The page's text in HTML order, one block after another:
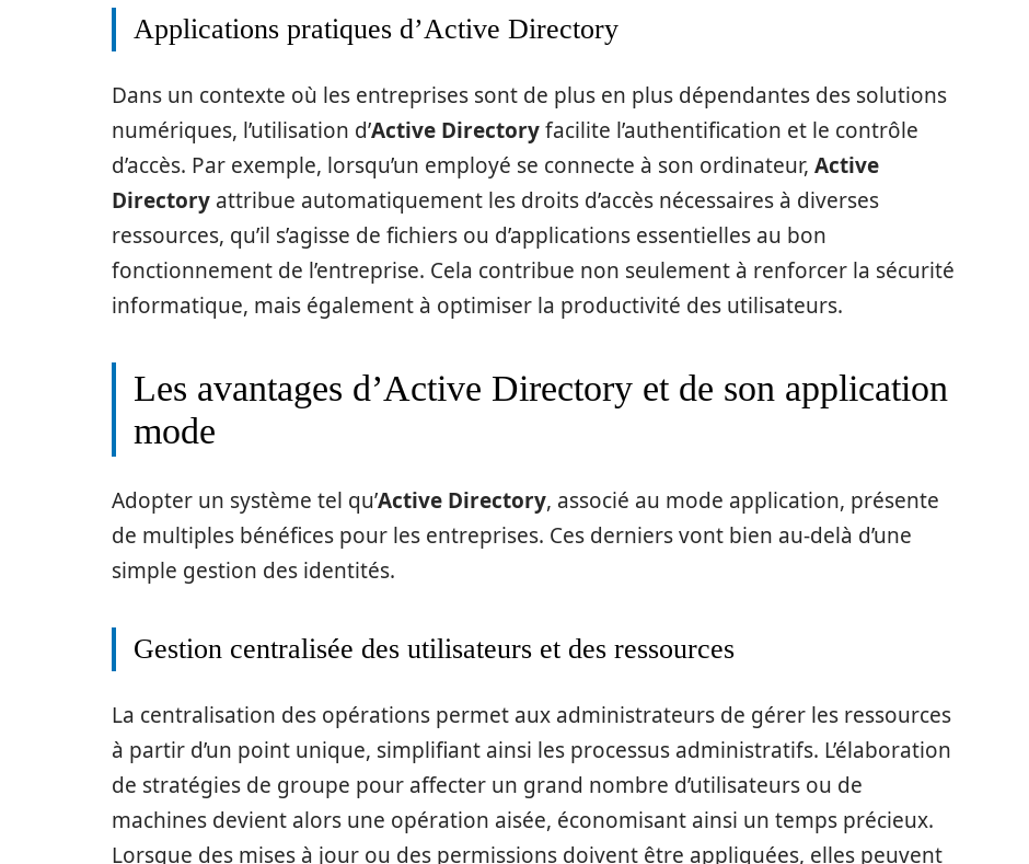
Applications pratiques d’Active Directory
Dans un contexte où les entreprises sont de plus en plus dépendantes des solutions
numériques, l’utilisation d’Active Directoryfacilite l’authentification et le contrôle
d’accès. Par exemple, lorsqu’un employé se connecte à son ordinateur, Active
Directory attribue automatiquement les droits d’accès nécessaires à diverses
ressources, qu’il s’agisse de fichiers ou d’applications essentielles au bon
fonctionnement de l’entreprise. Cela contribue non seulement à renforcer la sécurité
informatique, mais également à optimiser la productivité des utilisateurs.
Les avantages d’Active Directory et de son application
mode
Adopter un système tel qu’Active Directory, associé au mode application, présente
de multiples bénéfices pour les entreprises. Ces derniers vont bien au-delà d’une
simple gestion des identités.
Gestion centralisée des utilisateurs et des ressources
La centralisation des opérations permet aux administrateurs de gérer les ressources
à partir d’un point unique, simplifiant ainsi les processus administratifs. L’élaboration
de stratégies de groupe pour affecter un grand nombre d’utilisateurs ou de
machines devient alors une opération aisée, économisant ainsi un temps précieux.
Lorsque des mises à jour ou des permissions doivent être appliquées, elles peuvent